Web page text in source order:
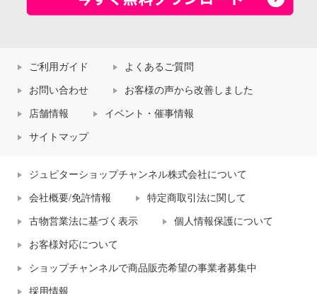
ご利用ガイド よくあるご質問
お問い合わせ お客様の声から改善しました
店舗情報 イベント・催事情報
サイトマップ
ジュピターショップチャンネル株式会社について
会社概要/免許情報 特定商取引法に関して
古物営業法に基づく表示 個人情報保護について
お客様対応について
ショップチャンネルで商品販売希望の事業者募集中
採用情報